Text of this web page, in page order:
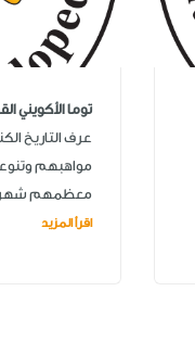
توما الأكويني
عرف التاريخ
مواهبهم
معظمهم شهرة
اقرأ المزيد